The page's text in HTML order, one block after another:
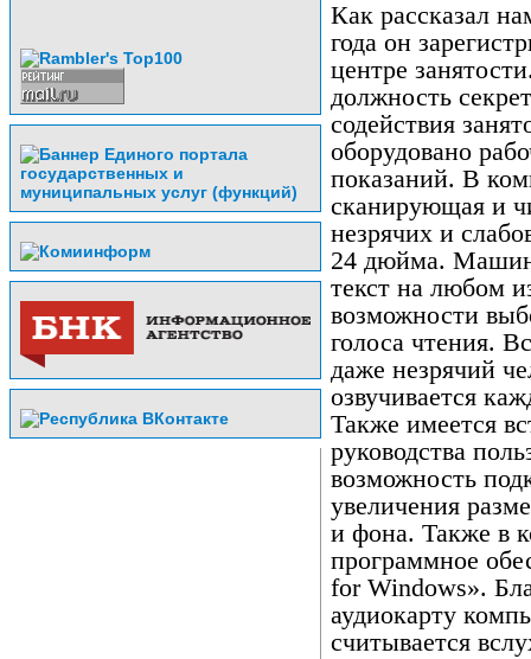
Как рассказал
года он
центре
должность
содействия
оборудовано
показаний. В
сканирующая и
незрячих и
24 дюйма.
текст на любом
возможности
голоса чтения.
даже незрячий
озвучивается
Также имеется
руководства
возможность
увеличения
и фона. Также в
программное
for Windows».
аудиокарту
считывается